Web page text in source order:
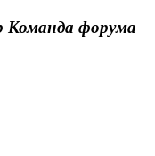
Команда форума